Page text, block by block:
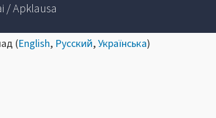
/ Apklausa
(English, Русский,Українська)